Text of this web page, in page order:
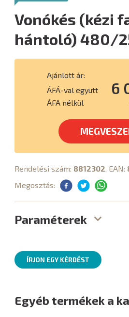
Vonókés (kézi
hántoló) 480/
Ajánlott ár:
ÁFÁ-val együtt
6
ÁFA nélkül
Rendelési szám: 8812302 , EAN:
Megosztás:
Paraméterek
ÍRJON EGY KÉRDÉST
Egyéb termékek a